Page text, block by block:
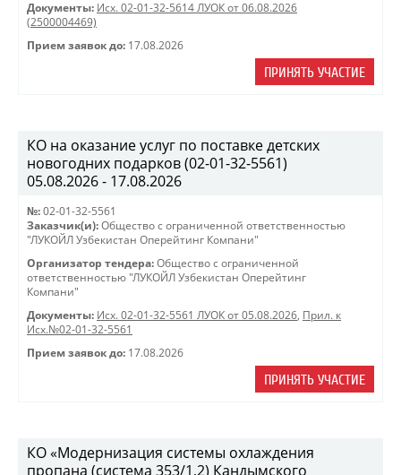
Документы: Исх. 02-01-32-5614 ЛУОК от 06.08.2026
(2500004469)
Прием заявок до: 17.08.2026
ПРИНЯТЬ УЧАСТИЕ
КО на оказание услуг по поставке детских
новогодних подарков (02-01-32-5561)
05.08.2026 - 17.08.2026
№: 02-01-32-5561
Заказчик(и): Общество с ограниченной ответственностью
"ЛУКОЙЛ Узбекистан Оперейтинг Компани"
Организатор тендера: Общество с ограниченной
ответственностью "ЛУКОЙЛ Узбекистан Оперейтинг
Компани"
Документы: Исх. 02-01-32-5561 ЛУОК от 05.08.2026, Прил. к
Исх.№02-01-32-5561
Прием заявок до: 17.08.2026
ПРИНЯТЬ УЧАСТИЕ
КО «Модернизация системы охлаждения
пропана (система 353/1,2) Кандымского